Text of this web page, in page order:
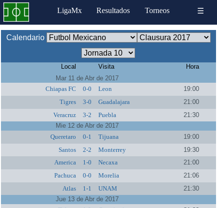
LigaMx Resultados Torneos ☰
Calendario
Local Visita
Hora
Mar 11 de Abr de 2017
Chiapas FC
0-0 Leon
19:00
Tigres
3-0 Guadalajara
21:00
Veracruz
3-2 Puebla
21:30
Mie 12 de Abr de 2017
Queretaro
0-1 Tijuana
19:00
Santos
2-2 Monterrey
19:30
America
1-0 Necaxa
21:00
Pachuca
0-0 Morelia
21:06
Atlas
1-1 UNAM
21:30
Jue 13 de Abr de 2017